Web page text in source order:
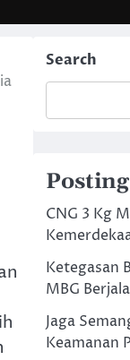
Search
CNG 3 Kg
Ketegasan
MBG
Jaga
Keamanan